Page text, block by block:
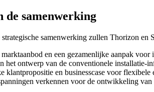
de samenwerking
samenwerking zullen Thorizon en
en een gezamenlijke aanpak
het ontwerp van de conventionele
klantpropositie en businesscase voor flexibele
verkennen voor de ontwikkeling